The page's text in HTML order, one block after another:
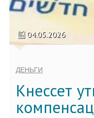
04.05.2026
ДЕНЬГИ
Кнессет